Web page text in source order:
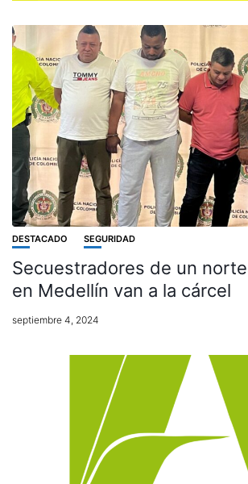
DESTACADO SEGURIDAD
Secuestradores de un
en Medellín van a la cárcel
septiembre 4, 2024